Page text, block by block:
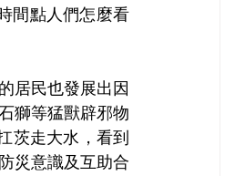
間點人們怎麼看
居民也發展出因
獅等猛獸辟邪物
茨走大水，看到
災意識及互助合